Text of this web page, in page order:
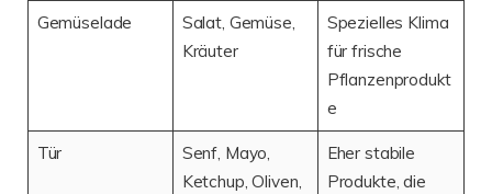
Gemüselade
Salat, Gemüse,
Kräuter
Spezielles Klima
für frische
Pflanzenprodukt
e
Tür
Senf, Mayo,
Ketchup, Oliven,
Eher stabile
Produkte, die